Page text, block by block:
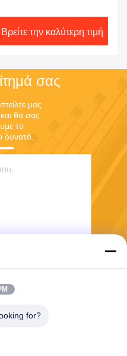
Βρείτε την καλύτερη τιμή
σας
μας
θα σας
το
δυνατό.
for?